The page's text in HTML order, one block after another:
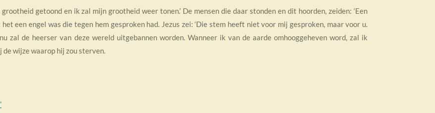
getoond en ik zal mijn grootheid weer tonen.’ De mensen die daar stonden en dit hoorden, zeiden: ‘Een
een engel was die tegen hem gesproken had. Jezus zei: ‘Die stem heeft niet voor mij gesproken, maar voor u.
zal de heerser van deze wereld uitgebannen worden. Wanneer ik van de aarde omhooggeheven word, zal ik
de wijze waarop hij zou sterven.